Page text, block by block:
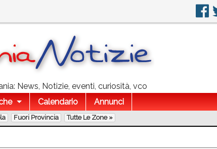
News, Notizie, eventi, curiosità, vco
Calendario Annunci
Fuori Provincia Tutte Le Zone »